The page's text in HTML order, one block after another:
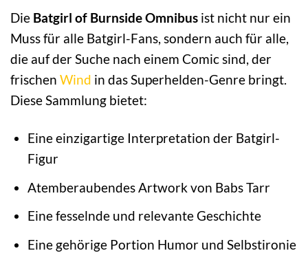
Die Batgirl of Burnside Omnibus ist nicht nur ein
Muss für alle Batgirl-Fans, sondern auch für alle,
die auf der Suche nach einem Comic sind, der
frischen Wind in das Superhelden-Genre bringt.
Diese Sammlung bietet:
Eine einzigartige Interpretation der Batgirl-
Figur
Atemberaubendes Artwork von Babs Tarr
Eine fesselnde und relevante Geschichte
Eine gehörige Portion Humor und Selbstironie